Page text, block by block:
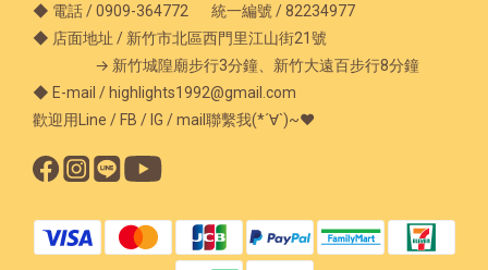
◆ 電話 / 0909-364772 統一編號 / 82234977
◆ 店面地址 / 新竹市北區西門里江山街21號
→ 新竹城隍廟步行3分鐘、新竹大遠百步行8分鐘
◆ E-mail / highlights1992@gmail.com
歡迎用Line / FB / IG / mail聯繫我(*´∀`)~♥